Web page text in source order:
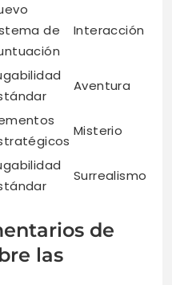
de
Interacción
Aventura
Misterio
Surrealismo
de
las